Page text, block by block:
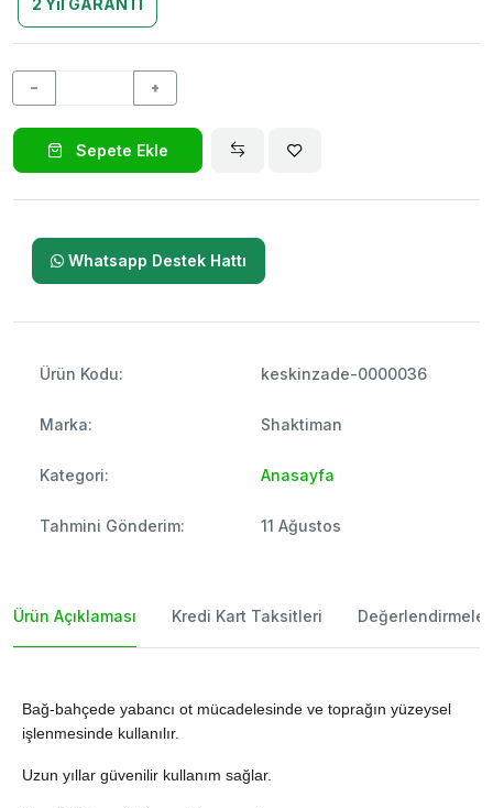
− +
Sepete Ekle
Whatsapp Destek Hattı
Ürün Kodu: keskinzade-0000036
Marka: Shaktiman
Kategori: Anasayfa
Tahmini Gönderim: 11 Ağustos
Ürün Açıklaması Kredi Kart Taksitleri Değerlendirmeler
Bağ-bahçede yabancı ot mücadelesinde ve toprağın yüzeysel
işlenmesinde kullanılır.
Uzun yıllar güvenilir kullanım sağlar.